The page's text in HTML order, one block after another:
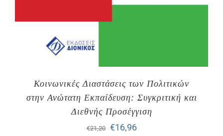
Κοινωνικές Διαστάσεις των Πολιτικών
στην Ανώτατη Εκπαίδευση: Συγκριτική και
Διεθνής Προσέγγιση
€21,20
Original
€16,96Η